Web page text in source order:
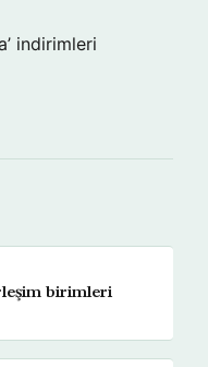
indirimleri
birimleri